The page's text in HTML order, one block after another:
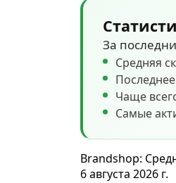
За
Средняя
Чаще
Самые
Brandshop:
6 августа 2026 г.